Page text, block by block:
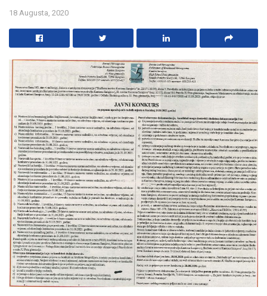
18 Augusta, 2020